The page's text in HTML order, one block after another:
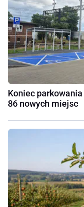
Koniec
86 nowych miejsc